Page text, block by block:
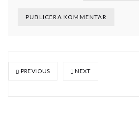
PREVIOUS NEXT